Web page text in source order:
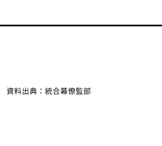
料出典：統合幕僚監部